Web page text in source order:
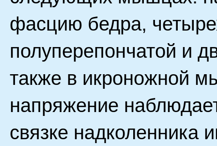
фасцию бедра,
полуперепончатой и
также в икроножной
напряжение
связке надколенника